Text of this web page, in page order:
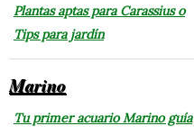
Plantas aptas para Carassius o
Tips para jardín
Marino
Tu primer acuario Marino guía